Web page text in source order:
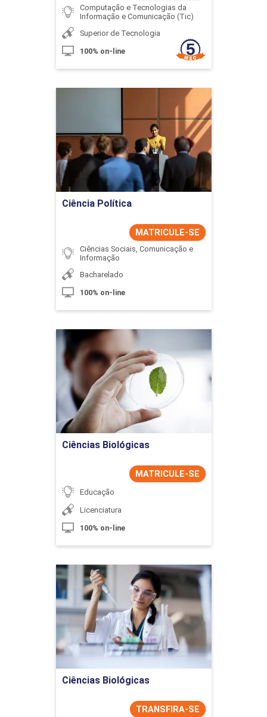
Computação e Tecnologias da
Informação e Comunicação (Tic)
Superior de Tecnologia
100% on-line
Ciência Política
MATRICULE-SE
Ciências Sociais, Comunicação e
Informação
Bacharelado
100% on-line
Ciência Política
Detalhes do curso
Ir para Inscrição
Ciências Biológicas
MATRICULE-SE
Educação
Licenciatura
100% on-line
Ciências Biológicas
Detalhes do curso
Ir para Inscrição
Ciências Biológicas
TRANSFIRA-SE
Ciências Biológicas
Detalhes do curso
Ir para Inscrição